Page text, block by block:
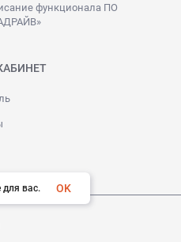
функционала ПО
вас. OK